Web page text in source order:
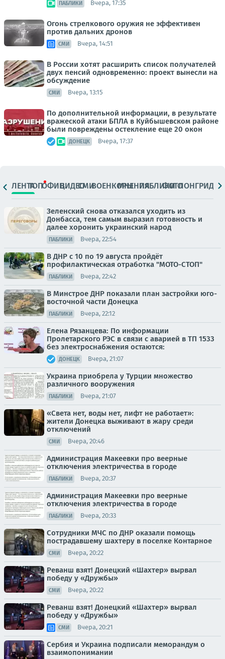
ПАБЛИКИ Вчера, 17:35
Огонь стрелкового оружия не эффективен
против дальних дронов
СМИ Вчера, 14:51
В России хотят расширить список получателей
двух пенсий одновременно: проект вынесли на
обсуждение
СМИ Вчера, 13:15
По дополнительной информации, в результате
вражеской атаки БПЛА в Куйбышевском районе
были повреждены остекление еще 20 окон
ДОНЕЦК Вчера, 17:37
ЛЕНТАТОПОФИЦ.ВИДЕОСМИВОЕНКОРЫМНЕНИЯПАБЛИКИ
ФОТОЛОНГРИДЫ
Зеленский снова отказался уходить из
Донбасса, тем самым выразил готовность и
далее хоронить украинский народ
ПАБЛИКИ Вчера, 22:54
В ДНР с 10 по 19 августа пройдёт
профилактическая отработка "МОТО-СТОП"
ПАБЛИКИ Вчера, 22:42
В Минстрое ДНР показали план застройки юго-
восточной части Донецка
ПАБЛИКИ Вчера, 22:12
Елена Рязанцева: По информации
Пролетарского РЭС в связи с аварией в ТП 1533
без электроснабжения остаются:
ДОНЕЦК Вчера, 21:07
Украина приобрела у Турции множество
различного вооружения
ПАБЛИКИ Вчера, 21:07
«Света нет, воды нет, лифт не работает»:
жители Донецка выживают в жару среди
отключений
СМИ Вчера, 20:46
Администрация Макеевки про веерные
отключения электричества в городе
ПАБЛИКИ Вчера, 20:37
Администрация Макеевки про веерные
отключения электричества в городе
ПАБЛИКИ Вчера, 20:33
Сотрудники МЧС по ДНР оказали помощь
пострадавшему шахтеру в поселке Контарное
СМИ Вчера, 20:22
Реванш взят! Донецкий «Шахтер» вырвал
победу у «Дружбы»
СМИ Вчера, 20:22
Реванш взят! Донецкий «Шахтер» вырвал
победу у «Дружбы»
СМИ Вчера, 20:21
Сербия и Украина подписали меморандум о
взаимопонимании